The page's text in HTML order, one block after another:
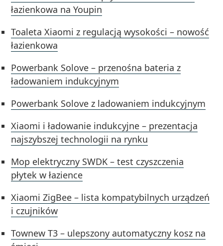
łazienkowa na Youpin
Toaleta Xiaomi z regulacją wysokości – nowość
łazienkowa
Powerbank Solove – przenośna bateria z
ładowaniem indukcyjnym
Powerbank Solove z ladowaniem indukcyjnym
Xiaomi i ładowanie indukcyjne – prezentacja
najszybszej technologii na rynku
Mop elektryczny SWDK – test czyszczenia
płytek w łazience
Xiaomi ZigBee – lista kompatybilnych urządzeń
i czujników
Townew T3 – ulepszony automatyczny kosz na